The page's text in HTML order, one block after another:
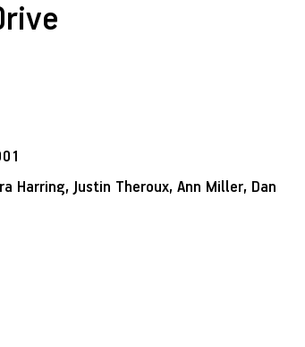
Harring, Justin Theroux, Ann Miller, Dan